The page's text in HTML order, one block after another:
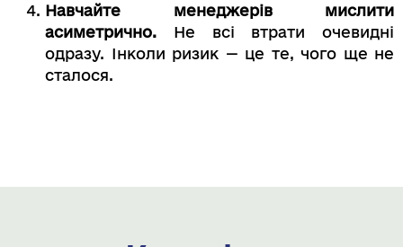
Навчайте менеджерів мислити
асиметрично. Не всі втрати очевидні
одразу. Інколи ризик — це те, чого ще не
сталося.